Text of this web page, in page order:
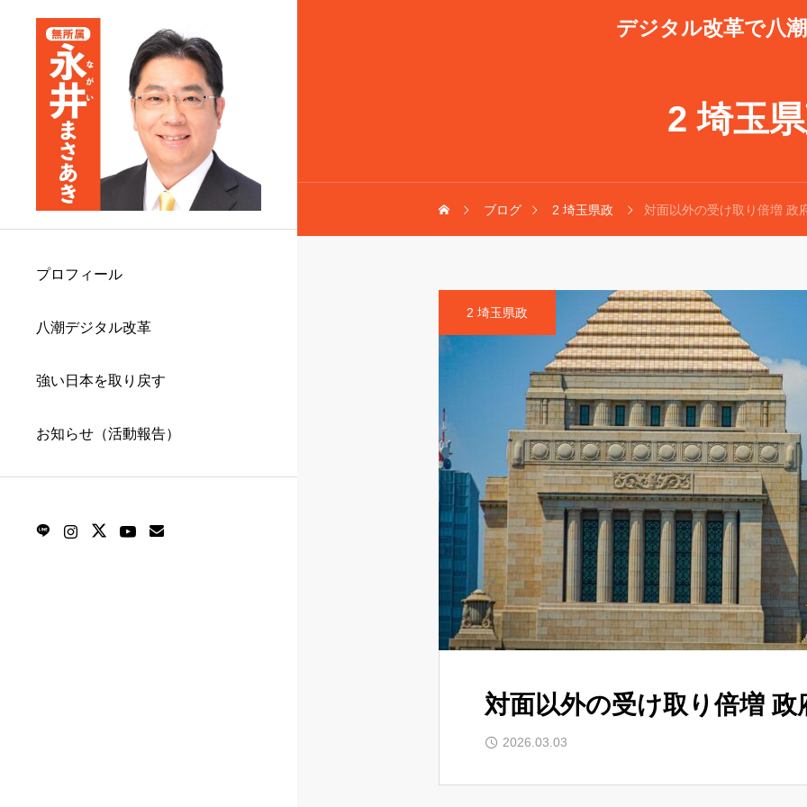
デジタル改革で八
プロフィール
八潮デジタル改革
強い日本を取り戻す
お知らせ（活動報告）
2 埼玉
ブログ 2 埼玉県政 対面以外の受け取り倍増 政
2 埼玉県政
対面以外の受け取り倍増 政
2026.03.03